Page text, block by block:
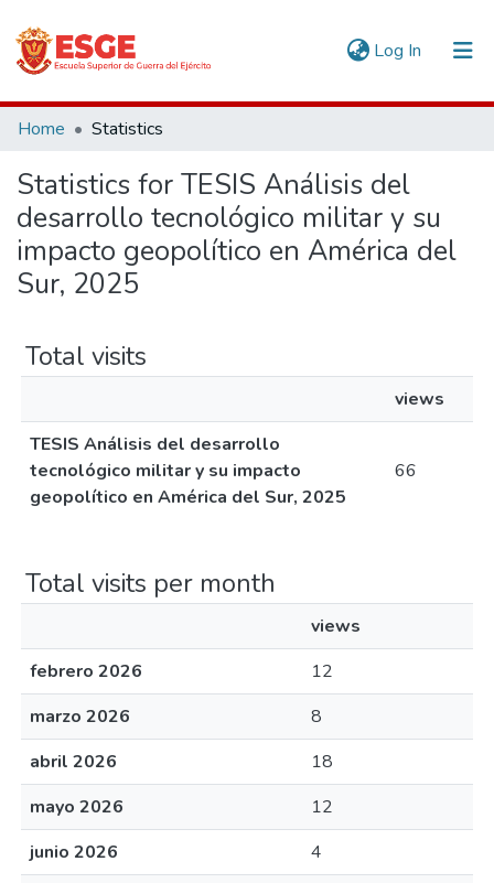
Log In (current)
Communities & Collections
All of DSpace
Home Statistics
Statistics for TESIS Análisis del
desarrollo tecnológico militar y su
impacto geopolítico en América del
Sur, 2025
Total visits
views
TESIS Análisis del desarrollo
tecnológico militar y su impacto
geopolítico en América del Sur, 2025
66
Total visits per month
views
febrero 2026
12
marzo 2026
8
abril 2026
18
mayo 2026
12
junio 2026
4